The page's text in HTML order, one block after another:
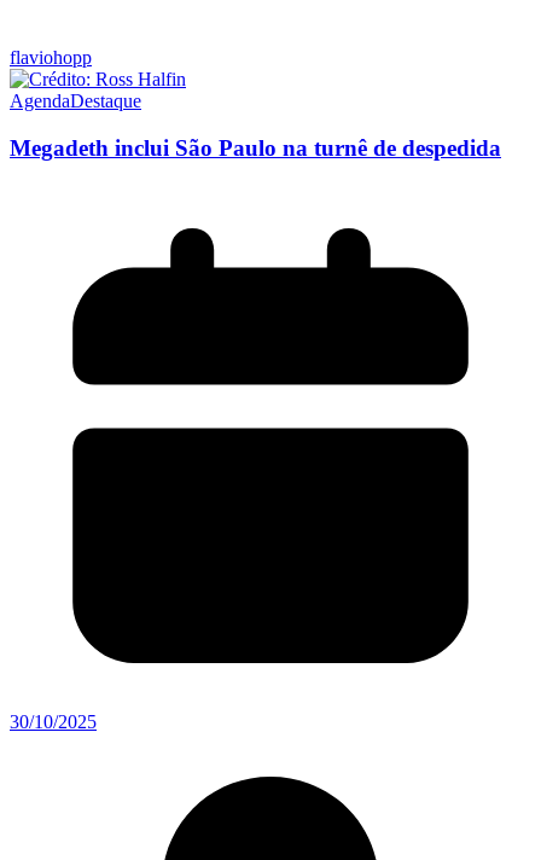
flaviohopp
AgendaDestaque
Megadeth inclui São Paulo na turnê de despedida
30/10/2025